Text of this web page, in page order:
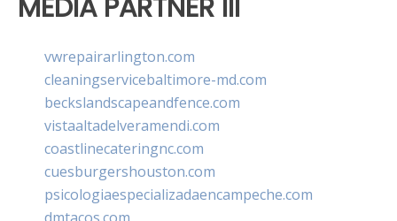
MEDIA PARTNER III
vwrepairarlington.com
cleaningservicebaltimore-md.com
beckslandscapeandfence.com
vistaaltadelveramendi.com
coastlinecateringnc.com
cuesburgershouston.com
psicologiaespecializadaencampeche.com